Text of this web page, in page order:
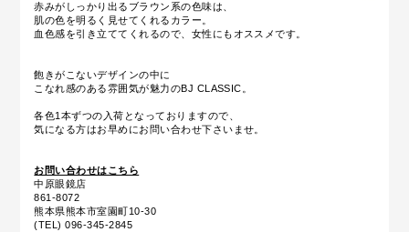
赤みがしっかり出るブラウン系の色味は、
肌の色を明るく見せてくれるカラー。
血色感を引き立ててくれるので、女性にもオススメです。
飽きがこないデザインの中に
こなれ感のある雰囲気が魅力のBJ CLASSIC。
各色1本ずつの入荷となっておりますので、
気になる方はお早めにお問い合わせ下さいませ。
お問い合わせはこちら
中原眼鏡店
861-8072
熊本県熊本市室園町10-30
(TEL) 096-345-2845